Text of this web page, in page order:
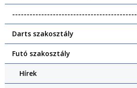
-------------------------------------------
Darts szakosztály
Futó szakosztály
Hírek